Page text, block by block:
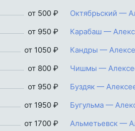
от 500 ₽
от 950 ₽
от 1050 ₽
от 800 ₽
от 950 ₽
от 1950 ₽
от 1700 ₽
Октябрьский —
Карабаш —
Кандры —
Чишмы —
Буздяк —
Бугульма —
Альметьевск —